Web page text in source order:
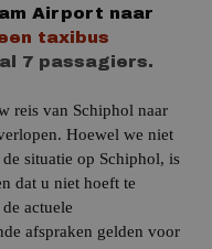
Airport naar
taxibus
7 passagiers.
reis van Schiphol naar
Hoewel we niet
situatie op Schiphol, is
dat u niet hoeft te
actuele
afspraken gelden voor